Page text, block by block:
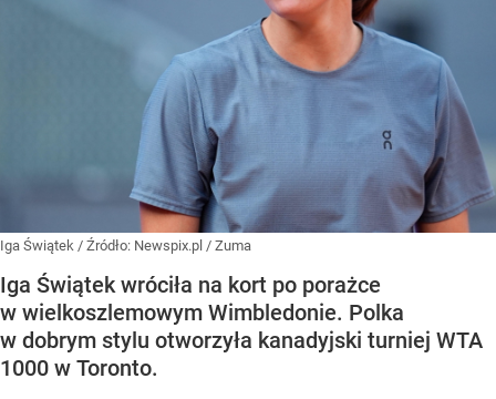
Iga Świątek / Źródło: Newspix.pl / Zuma
Iga Świątek wróciła na kort po porażce
w wielkoszlemowym Wimbledonie. Polka
w dobrym stylu otworzyła kanadyjski turniej WTA
1000 w Toronto.